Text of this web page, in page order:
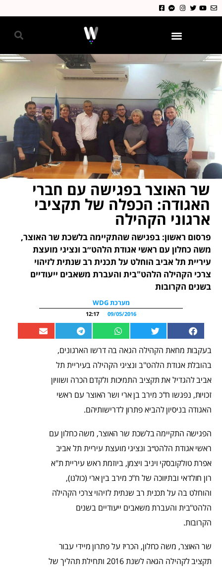
שר האוצר בפגישה עם חברי
האגודה: הכפלה של תקציבי
ארגוני הקהילה
פרסום ראשון: בפגישה שהתקיימה בלשכת שר האוצר,
משה כחלון עם ראשי אגודת הלהט״ב ונציגי מועצת
עיריית תל אביב הוחלט על תכנית רב שנתית לזיהוי
צרכי הקהילה הלהט"בית והעברת משאבים ייעודיים
בשנים הקרובות
מערכת WDG
09/05/2016
12:17
בעקבות מחאת הקהילה הגאה בה דרשו הארגונים,
בהובלת אגודת הלהט"ב ונציגי הקהילה בעיריית תל
אביב להגדיל את תקציב התמיכות ולקדם הכרה ושוויון
זכויות, נפגשו ח"כ מירב בן ארי ושר האוצר עם ראשי
האגודה בניסיון להביא פתרון לדרישותיהם.
הפגישה התקיימה בלשכת שר האוצר, משה כחלון עם
ראשי אגודת הלהט״ב ונציגי מועצת עיריית תל אביב
אפרת טולקובסקי ויניב ויצמן, ביוזמת ראש עיריית ת"א
רון חולדאי ובתיווכה של ח"כ מירב בין ארי (כולנו),
והוחלט בה על תכנית רב שנתית לזיהוי צרכי הקהילה
הלהט"בית והעברת משאבים ייעודיים בשנים
הקרובות.
שר האוצר, משה כחלון, הכריז על פתרון מיידי עבור
תקציב לקהילה הגאה לשנת 2016 ותחילת תהליך של